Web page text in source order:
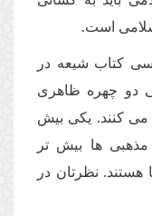
است.
كتاب شیعه در
دو چهره ظاهرى
مى كنند. یكى بیش
ها بیش تر
نظرتان در